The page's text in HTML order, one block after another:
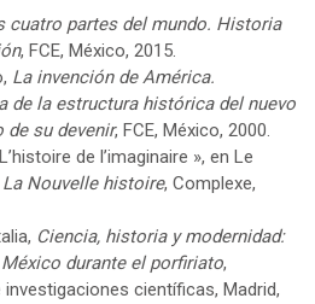
cuatro partes del mundo. Historia
, FCE, México, 2015.
La invención de América.
de la estructura histórica del nuevo
de su devenir, FCE, México, 2000.
de l’imaginaire », en Le
La Nouvelle histoire, Complexe,
Ciencia, historia y modernidad:
durante el porfiriato,
científicas, Madrid,